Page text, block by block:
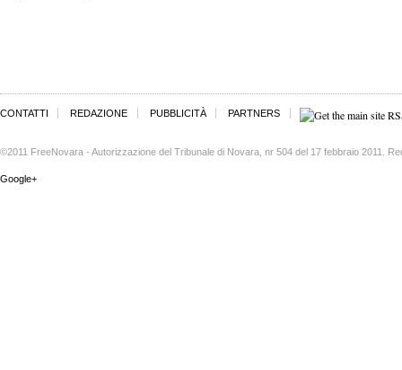
CONTATTI REDAZIONE PUBBLICITÀ PARTNERS
©2011 FreeNovara - Autorizzazione del Tribunale di Novara, nr 504 del 17 febbraio 2011.
Google+